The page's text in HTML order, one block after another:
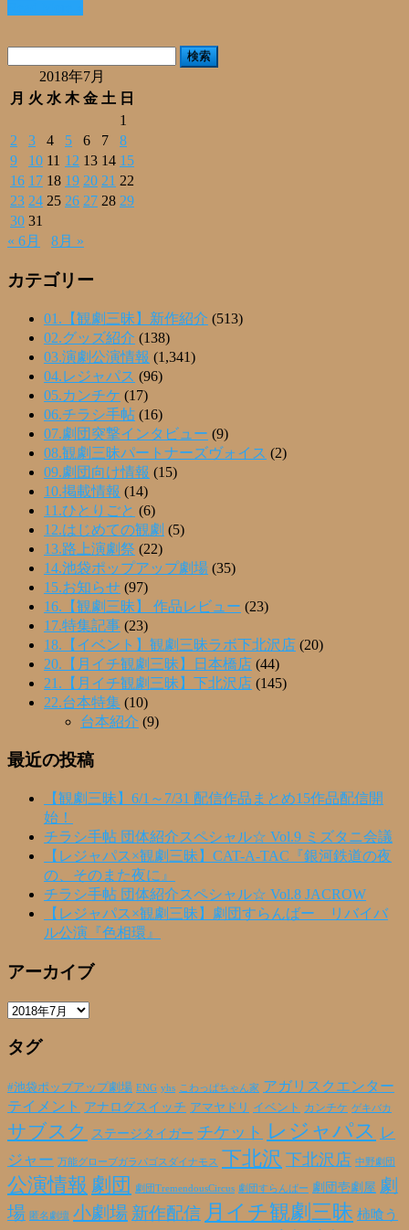
共
有
2018年7月
月 火 水 木 金 土 日
1
2
3 4 5 6 7
8
9
10 11 12 13 14 15
16 17 18 19 20 21 22
23 24 25 26 27 28 29
30 31
« 6月
8月 »
カテゴリー
01.【観劇三昧】新作紹介 (513)
02.グッズ紹介 (138)
03.演劇公演情報 (1,341)
04.レジャパス (96)
05.カンチケ (17)
06.チラシ手帖 (16)
07.劇団突撃インタビュー (9)
08.観劇三昧パートナーズヴォイス (2)
09.劇団向け情報 (15)
10.掲載情報 (14)
11.ひとりごと (6)
12.はじめての観劇 (5)
13.路上演劇祭 (22)
14.池袋ポップアップ劇場 (35)
15.お知らせ (97)
16.【観劇三昧】 作品レビュー (23)
17.特集記事 (23)
18.【イベント】観劇三昧ラボ下北沢店 (20)
20.【月イチ観劇三昧】日本橋店 (44)
21.【月イチ観劇三昧】下北沢店 (145)
22.台本特集 (10)
台本紹介 (9)
最近の投稿
【観劇三昧】6/1～7/31 配信作品まとめ15作品配信開
始！
チラシ手帖 団体紹介スペシャル☆ Vol.9 ミズタニ会議
【レジャパス×観劇三昧】CAT-A-TAC『銀河鉄道の夜
の、そのまた夜に』
チラシ手帖 団体紹介スペシャル☆ Vol.8 JACROW
【レジャパス×観劇三昧】劇団すらんばー リバイバ
ル公演『色相環』
アーカイブ
ア
カ
ブ
タグ
#池袋ポップアップ劇場 ENG yhs こわっぱちゃん家 アガリスクエンター
テイメント アナログスイッチ アマヤドリ イベント カンチケ ゲキバカ
サブスク ステージタイガー チケット レジャパス レ
ジャー 万能グローブガラパゴスダイナモス 下北沢 下北沢店 中野劇団
公演情報 劇団 劇団TremendousCircus 劇団すらんばー 劇団壱劇屋 劇
場 匿名劇壇 小劇場 新作配信 月イチ観劇三昧 柿喰う